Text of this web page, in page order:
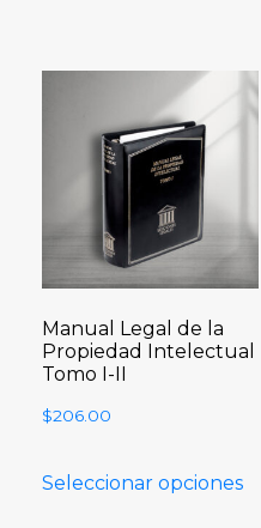
Manual Legal de la
Propiedad Intelectual
Tomo I-II
$206.00
Seleccionar opciones